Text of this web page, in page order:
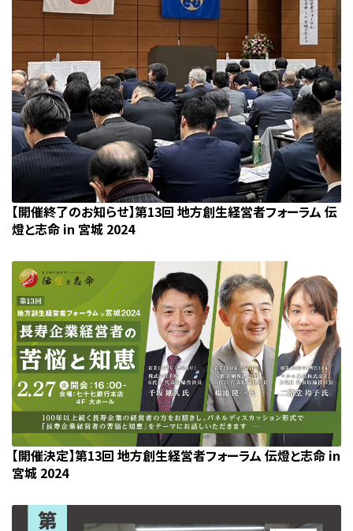
【開催終了のお知らせ】第13回 地方創生経営者フォーラム 伝
燈と志命 in 宮城 2024
【開催決定】第13回 地方創生経営者フォーラム 伝燈と志命 in
宮城 2024